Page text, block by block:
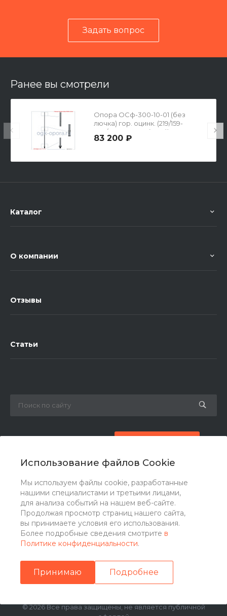
Использование файлов Cookie
Мы используем файлы cookie, разработанные
нашими специалистами и третьими лицами,
для анализа событий на нашем веб-сайте.
Продолжая просмотр страниц нашего сайта,
вы принимаете условия его использования.
Более подробные сведения смотрите в
Политике конфиденциальности.
Принимаю Подробнее
Задать вопрос
Ранее вы смотрели
Опора ОСф-300-10-01 (без
лючка) гор. оцинк. (219/159-
420/360х16-8х24(М20))
83 200 ₽
Каталог
О компании
Отзывы
Статьи
zakaz@ogk-opora.ru
г. Москва, г. Москва, ул. 7-я Парковая, 24
© 2026 Все права защищены, не является публичной